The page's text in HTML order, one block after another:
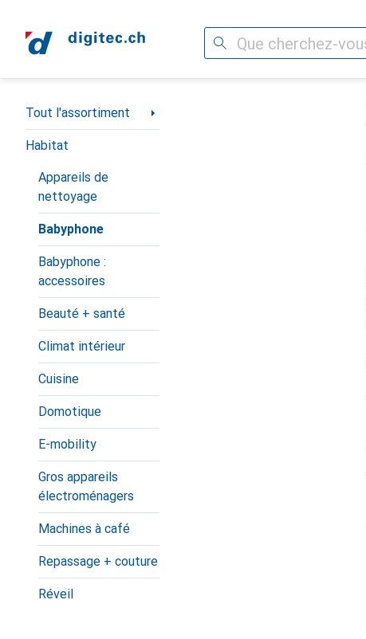
Recherche
Navigation par catégorie
Tout l'assortiment
Habitat
Appareils de
nettoyage
Babyphone
Babyphone :
accessoires
Beauté + santé
Climat intérieur
Cuisine
Domotique
E-mobility
Gros appareils
électroménagers
Machines à café
Repassage + couture
Réveil